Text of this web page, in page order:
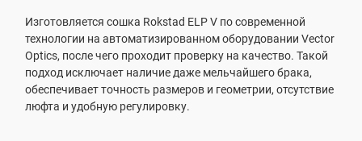
Изготовляется сошка Rokstad ELP V по современной
технологии на автоматизированном оборудовании Vector
Optics, после чего проходит проверку на качество. Такой
подход исключает наличие даже мельчайшего брака,
обеспечивает точность размеров и геометрии, отсутствие
люфта и удобную регулировку.